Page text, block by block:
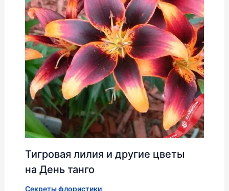
Тигровая лилия и другие цветы
на День танго
Секреты флористики